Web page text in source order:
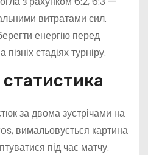
витратами сил.
енергію перед
стадіях турніру.
за двома зустрічами на
вимальовується картина
під час матчу.